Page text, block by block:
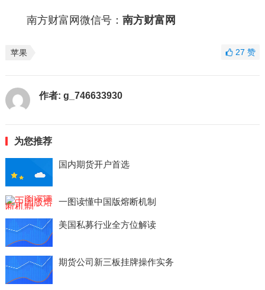
南方财富网微信号： 南方财富网
苹果 27赞
作者: g_746633930
为您推荐
国内期货开户首选
一图读懂中国版熔断机制
美国私募行业全方位解读
期货公司新三板挂牌操作实务